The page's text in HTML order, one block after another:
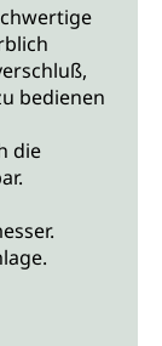
bedienen
die